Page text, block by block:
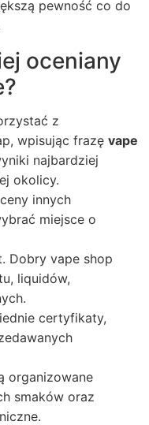
pewność co do
oceniany
z
wpisując frazę vape
najbardziej
okolicy.
innych
miejsce o
Dobry vape shop
liquidów,
certyfikaty,
organizowane
smaków oraz